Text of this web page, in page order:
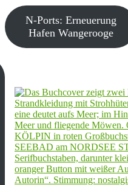
N-Ports: Erneuerung
Hafen Wangerooge